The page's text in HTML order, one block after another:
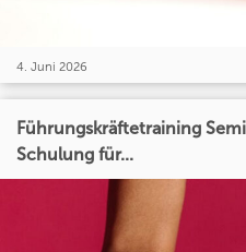
4. Juni 2026
Führungskräftetraining
Schulung für...